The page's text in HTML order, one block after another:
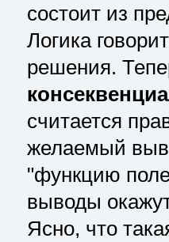
состоит из
Логика
решения.
считается
желаемый
"функцию
выводы
Ясно, что